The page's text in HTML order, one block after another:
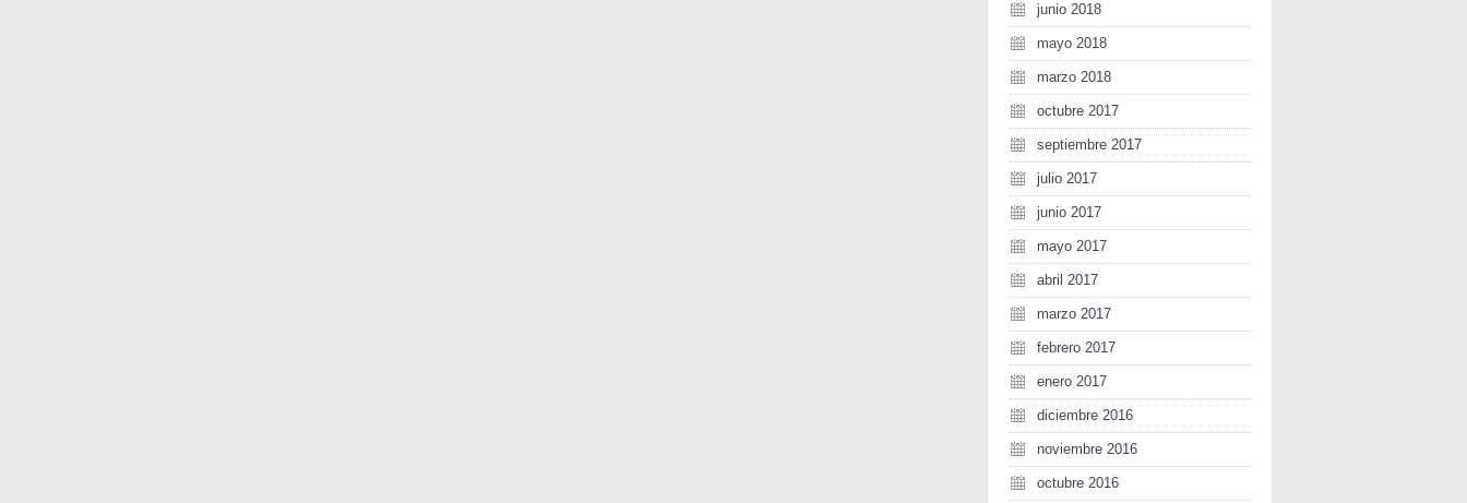
junio 2018
mayo 2018
marzo 2018
octubre 2017
septiembre 2017
julio 2017
junio 2017
mayo 2017
abril 2017
marzo 2017
febrero 2017
enero 2017
diciembre 2016
noviembre 2016
octubre 2016